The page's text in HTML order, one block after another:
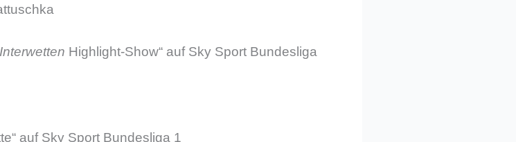
Interwetten Highlight-Show“ auf Sky Sport Bundesliga
auf Sky Sport Bundesliga 1